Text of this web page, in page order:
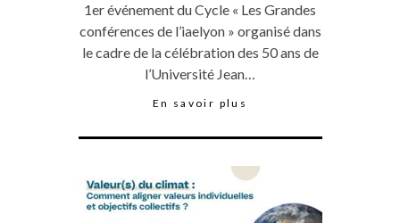
1er événement du Cycle « Les Grandes
conférences de l’iaelyon » organisé dans
le cadre de la célébration des 50 ans de
l’Université Jean…
En savoir plus